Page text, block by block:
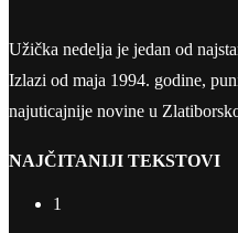
Užička nedelja je jedan od
Izlazi od maja 1994. godine,
najuticajnije novine u
NAJČITANIJI TEKSTOVI
1